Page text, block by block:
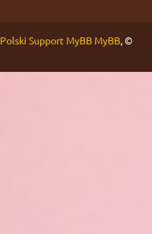
Polski Support MyBB MyBB, ©